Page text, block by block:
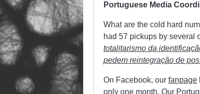
Portuguese Media
What are the cold hard
had 57 pickups by several
totalitarismo da
pedem reintegração de
On Facebook, our fanpage
only one month. Our